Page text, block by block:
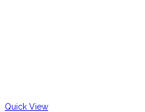
Quick View